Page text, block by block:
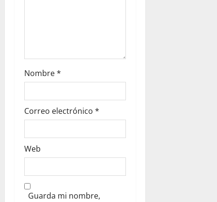
Nombre*
Correo electrónico *
Web
Guarda mi nombre,